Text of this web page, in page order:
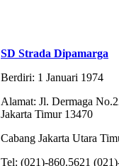
SD Strada Dipamarga
Berdiri: 1 Januari 1974
Alamat: Jl. Dermaga
Jakarta Timur 13470
Cabang Jakarta Utara
Tel: (021)-860.5621